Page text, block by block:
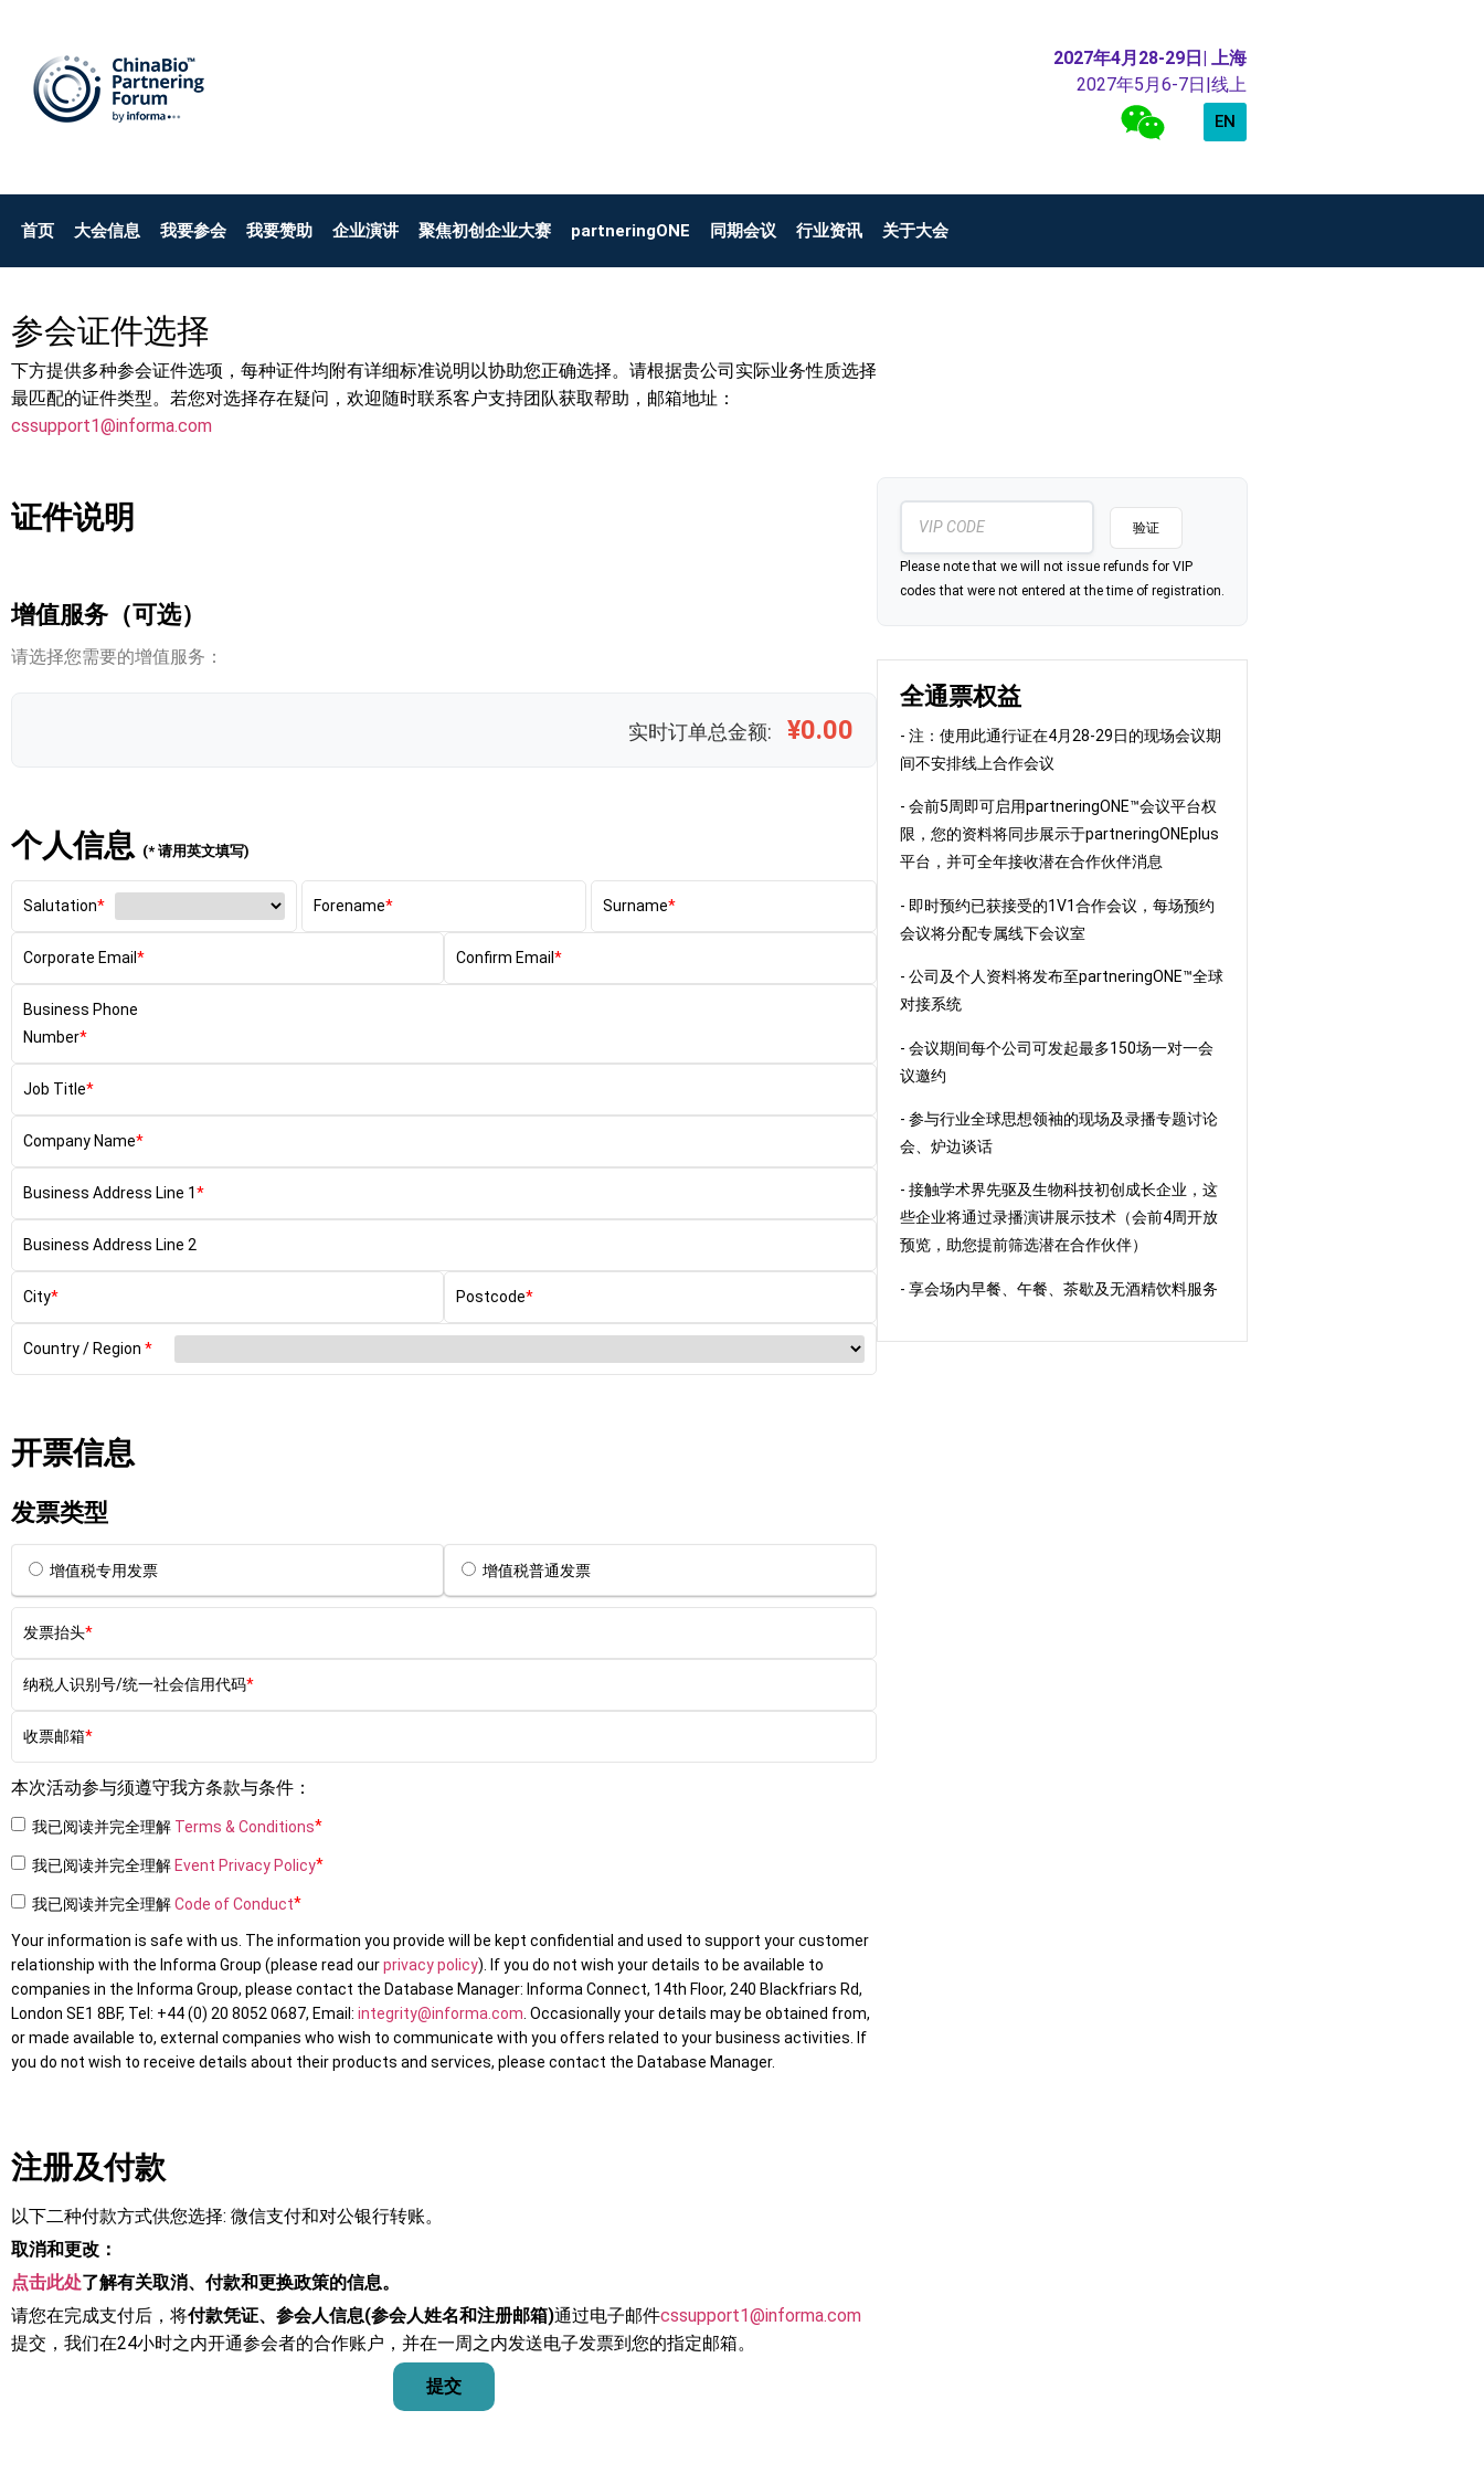
2027年4月28-29日| 上海
2027年5月6-7日|线上
EN
首页 大会信息 我要参会 我要赞助 企业演讲 聚焦初创企业大赛 partneringONE 同期会议 行业资讯 关于大会
参会证件选择
下方提供多种参会证件选项，每种证件均附有详细标准说明以协助您正确选择。请根据贵公司实际业务性质选择
最匹配的证件类型。若您对选择存在疑问，欢迎随时联系客户支持团队获取帮助，邮箱地址：
cssupport1@informa.com
证件说明
增值服务（可选）
请选择您需要的增值服务：
实时订单总金额: ¥0.00
个人信息 (* 请用英文填写)
Salutation Forename Surname
Corporate Email Confirm Email
Business Phone
Number
Job Title
Company Name
Business Address Line 1
Business Address Line 2
City Postcode
Country / Region
开票信息
发票类型
增值税专用发票 增值税普通发票
发票抬头
纳税人识别号/统一社会信用代码
收票邮箱
本次活动参与须遵守我方条款与条件：
我已阅读并完全理解 Terms & Conditions
我已阅读并完全理解 Event Privacy Policy
我已阅读并完全理解Code of Conduct
Your information is safe with us. The information you provide will be kept confidential and used to support your customer
relationship with the Informa Group (please read ourprivacy policy). If you do not wish your details to be available to
companies in the Informa Group, please contact the Database Manager: Informa Connect, 14th Floor, 240 Blackfriars Rd,
London SE1 8BF, Tel: +44 (0) 20 8052 0687, Email: integrity@informa.com . Occasionally your details may be obtained from,
or made available to, external companies who wish to communicate with you offers related to your business activities. If
you do not wish to receive details about their products and services, please contact the Database Manager.
注册及付款
以下二种付款方式供您选择: 微信支付和对公银行转账。
取消和更改：
点击此处了解有关取消、付款和更换政策的信息。
请您在完成支付后，将付款凭证、参会人信息(参会人姓名和注册邮箱)通过电子邮件cssupport1@informa.com
提交，我们在24小时之内开通参会者的合作账户，并在一周之内发送电子发票到您的指定邮箱。
验证
Please note that we will not issue refunds for VIP
codes that were not entered at the time of registration.
全通票权益
- 注：使用此通行证在4月28-29日的现场会议期
间不安排线上合作会议
- 会前5周即可启用partneringONE™会议平台权
限，您的资料将同步展示于partneringONEplus
平台，并可全年接收潜在合作伙伴消息
- 即时预约已获接受的1V1合作会议，每场预约
会议将分配专属线下会议室
- 公司及个人资料将发布至partneringONE™全球
对接系统
- 会议期间每个公司可发起最多150场一对一会
议邀约
- 参与行业全球思想领袖的现场及录播专题讨论
会、炉边谈话
- 接触学术界先驱及生物科技初创成长企业，这
些企业将通过录播演讲展示技术（会前4周开放
预览，助您提前筛选潜在合作伙伴）
- 享会场内早餐、午餐、茶歇及无酒精饮料服务